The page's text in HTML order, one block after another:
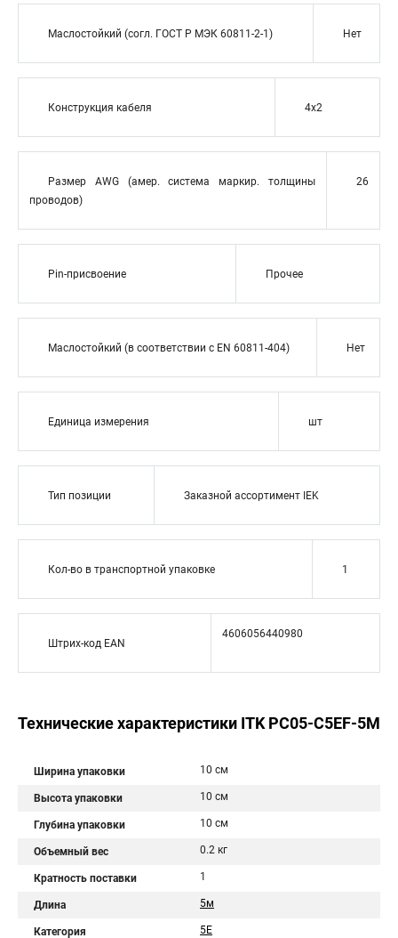
Маслостойкий (согл. ГОСТ Р МЭК 60811-2-1) Нет
Конструкция кабеля 4x2
Размер AWG (амер. система маркир. толщины
проводов)
26
Pin-присвоение Прочее
Маслостойкий (в соответствии с EN 60811-404) Нет
Единица измерения шт
Тип позиции Заказной ассортимент IEK
Кол-во в транспортной упаковке 1
Штрих-код EAN
4606056440980
Технические характеристики ITK PC05-C5EF-5M
Ширина упаковки 10 см
Высота упаковки 10 см
Глубина упаковки 10 см
Объемный вес 0.2 кг
Кратность поставки 1
Длина 5м
Категория 5Е